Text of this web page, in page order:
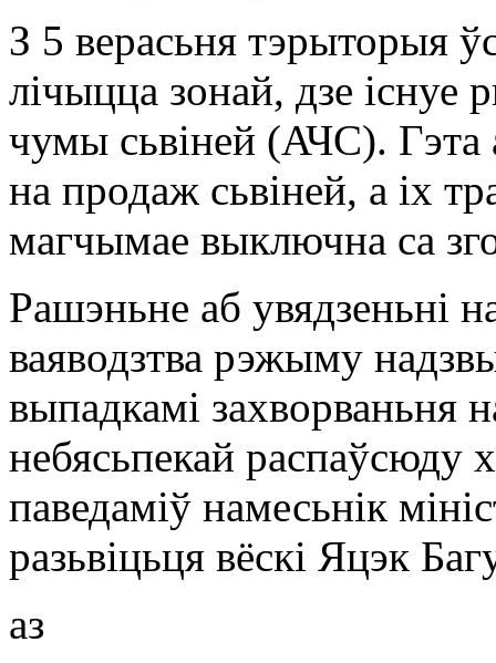
З 5 верасьня тэрыторыя
лічыцца зонай, дзе існуе
чумы сьвіней (АЧС). Гэта
на продаж сьвіней, a іх
магчымае выключна са
Рашэньне аб увядзеньні
ваяводзтва рэжыму
выпадкамі захворваньня
небясьпекай распаўсюду
паведаміў намесьнік
разьвіцьця вёскі Яцэк
аз